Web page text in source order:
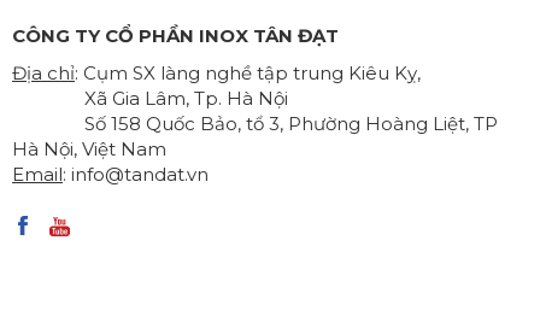
CÔNG TY CỔ PHẦN INOX TÂN ĐẠT
Địa chỉ: Cụm SX làng nghề tập trung Kiêu Kỵ,
Xã Gia Lâm, Tp. Hà Nội
Số 158 Quốc Bảo, tổ 3, Phường Hoàng Liệt, TP
Hà Nội, Việt Nam
Email: info@tandat.vn